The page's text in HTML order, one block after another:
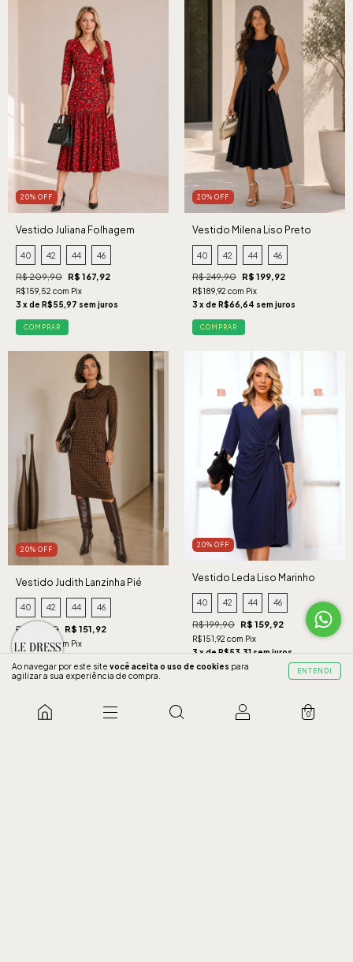
Ao navegar por este site você aceita o uso de cookies para
agilizar a sua experiência de compra.
ENTENDI
0
20% OFF
Vestido Juliana Folhagem
Vermelho
40 42 44 46
R$ 209,90 R$ 167,92
R$159,52 com Pix
3 x de R$55,97 sem juros
COMPRAR
20% OFF
Vestido Milena Liso Preto
40 42 44 46
R$ 249,90 R$ 199,92
R$189,92 com Pix
3 x de R$66,64 sem juros
COMPRAR
20% OFF
Vestido Judith Lanzinha Pié
Caramelo
40 42 44 46
R$ 189,90 R$ 151,92
R$144,32 com Pix
3 x de R$50,64 sem juros
COMPRAR
20% OFF
Vestido Leda Liso Marinho
40 42 44 46
R$ 199,90 R$ 159,92
R$151,92 com Pix
3 x de R$53,31 sem juros